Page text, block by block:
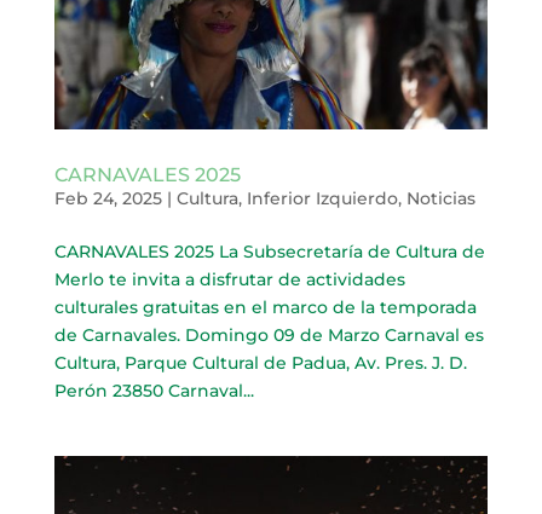
CARNAVALES 2025
Feb 24, 2025| Cultura, Inferior Izquierdo, Noticias
CARNAVALES 2025 La Subsecretaría de Cultura de
Merlo te invita a disfrutar de actividades
culturales gratuitas en el marco de la temporada
de Carnavales. Domingo 09 de Marzo Carnaval es
Cultura, Parque Cultural de Padua, Av. Pres. J. D.
Perón 23850 Carnaval...